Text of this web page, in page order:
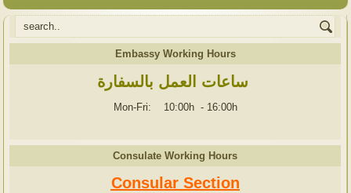
Embassy Working Hours
ساعات العمل بالسفارة
Mon-Fri: 10:00h - 16:00h
Consulate Working Hours
Consular Section